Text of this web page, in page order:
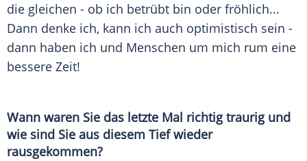
die gleichen - ob ich betrübt bin oder fröhlich...
Dann denke ich, kann ich auch optimistisch sein -
dann haben ich und Menschen um mich rum eine
bessere Zeit!
Wann waren Sie das letzte Mal richtig traurig und
wie sind Sie aus diesem Tief wieder
rausgekommen?